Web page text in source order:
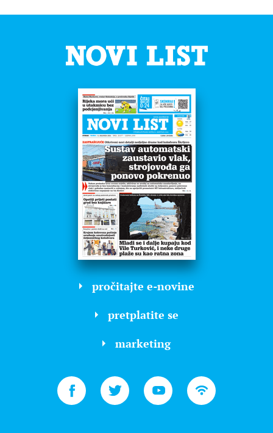
pročitajte e-novine
pretplatite se
marketing